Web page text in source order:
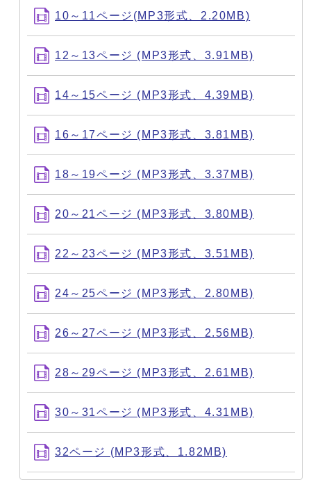
10～11ページ(MP3形式、2.20MB)
12～13ページ (MP3形式、3.91MB)
14～15ページ (MP3形式、4.39MB)
16～17ページ (MP3形式、3.81MB)
18～19ページ (MP3形式、3.37MB)
20～21ページ (MP3形式、3.80MB)
22～23ページ (MP3形式、3.51MB)
24～25ページ (MP3形式、2.80MB)
26～27ページ (MP3形式、2.56MB)
28～29ページ (MP3形式、2.61MB)
30～31ページ (MP3形式、4.31MB)
32ページ (MP3形式、1.82MB)